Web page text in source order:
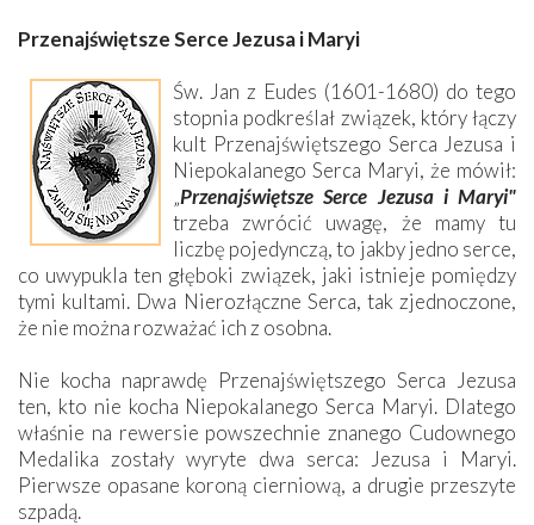
Przenajświętsze Serce Jezusa i Maryi
Św. Jan z Eudes (1601-1680) do tego
stopnia podkreślał związek, który łączy
kult Przenajświętszego Serca Jezusa i
Niepokalanego Serca Maryi, że mówił:
„Przenajświętsze Serce Jezusa i Maryi"
trzeba zwrócić uwagę, że mamy tu
liczbę pojedynczą, to jakby jedno serce,
co uwypukla ten głęboki związek, jaki istnieje pomiędzy
tymi kultami. Dwa Nierozłączne Serca, tak zjednoczone,
że nie można rozważać ich z osobna.
Nie kocha naprawdę Przenajświętszego Serca Jezusa
ten, kto nie kocha Niepokalanego Serca Maryi. Dlatego
właśnie na rewersie powszechnie znanego Cudownego
Medalika zostały wyryte dwa serca: Jezusa i Maryi.
Pierwsze opasane koroną cierniową, a drugie przeszyte
szpadą.